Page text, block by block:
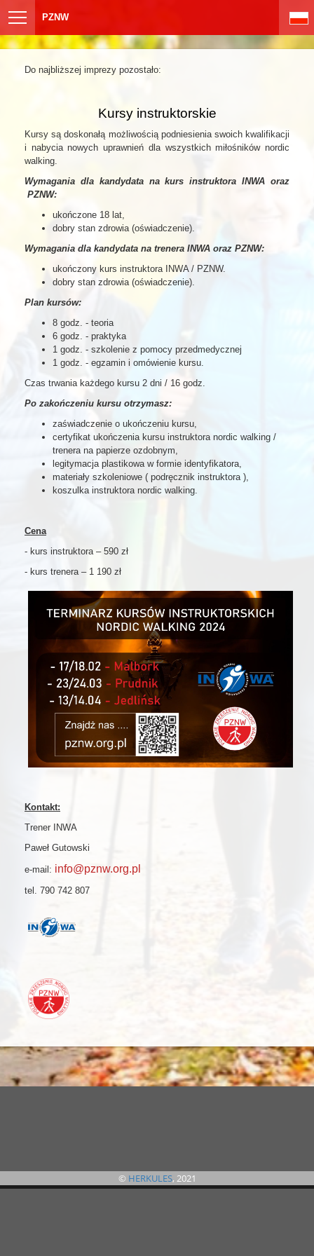
PZNW
Do najbliższej imprezy pozostało:
Kursy instruktorskie
Kursy są doskonałą możliwością podniesienia swoich kwalifikacji
i nabycia nowych uprawnień dla wszystkich miłośników nordic
walking.
Wymagania dla kandydata na kurs instruktora INWA oraz
PZNW:
ukończone 18 lat,
dobry stan zdrowia (oświadczenie).
Wymagania dla kandydata na trenera INWA oraz PZNW:
ukończony kurs instruktora INWA / PZNW.
dobry stan zdrowia (oświadczenie).
Plan kursów:
8 godz. - teoria
6 godz. - praktyka
1 godz. - szkolenie z pomocy przedmedycznej
1 godz. - egzamin i omówienie kursu.
Czas trwania każdego kursu 2 dni / 16 godz.
Po zakończeniu kursu otrzymasz:
zaświadczenie o ukończeniu kursu,
certyfikat ukończenia kursu instruktora nordic walking /
trenera na papierze ozdobnym,
legitymacja plastikowa w formie identyfikatora,
materiały szkoleniowe ( podręcznik instruktora ),
koszulka instruktora nordic walking.
Cena
- kurs instruktora – 590 zł
- kurs trenera – 1 190 zł
Kontakt:
Trener INWA
Paweł Gutowski
e-mail: info@pznw.org.pl
tel. 790 742 807
© HERKULES, 2021